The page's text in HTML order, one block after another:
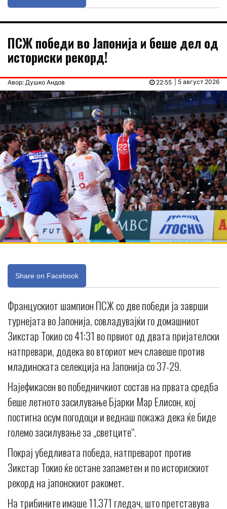
ПСЖ победи во Јапонија и беше дел од
историски рекорд!
Авор: Душко Андов | 5 август 2026
22:55
Share on Facebook
Францускиот шампион ПСЖ со две победи ја заврши
турнејата во Јапонија, совладувајќи го домашниот
Зикстар Токио со 41:31 во првиот од двата пријателски
натпревари, додека во вториот меч славеше против
младинската селекција на Јапонија со 37-29.
Најефикасен во победничкиот состав на првата средба
беше летното засилување Бјарки Мар Елисон, кој
постигна осум погодоци и веднаш покажа дека ќе биде
големо засилување за „светците“.
Покрај убедливата победа, натпреварот против
Зикстар Токио ќе остане запаметен и по историскиот
рекорд на јапонскиот ракомет.
На трибините имаше 11.371 гледач, што претставува